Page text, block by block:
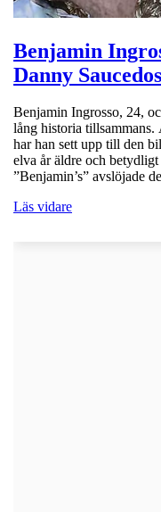
Benjamin
Danny
Benjamin Ingrosso, 24,
lång historia
har han sett upp till den
elva år äldre och
”Benjamin’s” avslöjade
Läs vidare